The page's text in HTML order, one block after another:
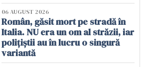
06 AUGUST 2026
Român, găsit mort pe stradă în
Italia. NU era un om al străzii, iar
polițiștii au în lucru o singură
variantă